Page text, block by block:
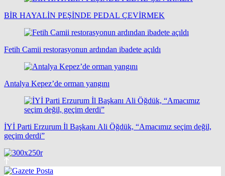
BİR HAYALİN PEŞİNDE PEDAL ÇEVİRMEK
Fetih Camii restorasyonun ardından ibadete açıldı
Antalya Kepez’de orman yangını
İYİ Parti Erzurum İl Başkanı Ali Öğdük, “Amacımız seçim değil,
geçim derdi”